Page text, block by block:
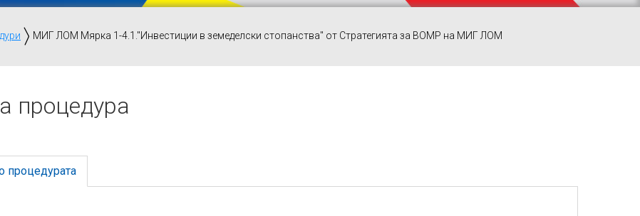
МИГ ЛОМ Мярка 1-4.1."Инвестиции в земеделски стопанства" от Стратегията за ВОМР на МИГ ЛОМ
процедура
процедурата